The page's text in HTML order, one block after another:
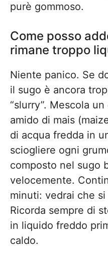
purè gommoso.
Come posso
rimane troppo
Niente panico. Se
il sugo è ancora
“slurry”. Mescola
amido di mais
di acqua fredda in
sciogliere ogni
composto nel sugo
velocemente.
minuti: vedrai che si
Ricorda sempre di
in liquido freddo
caldo.